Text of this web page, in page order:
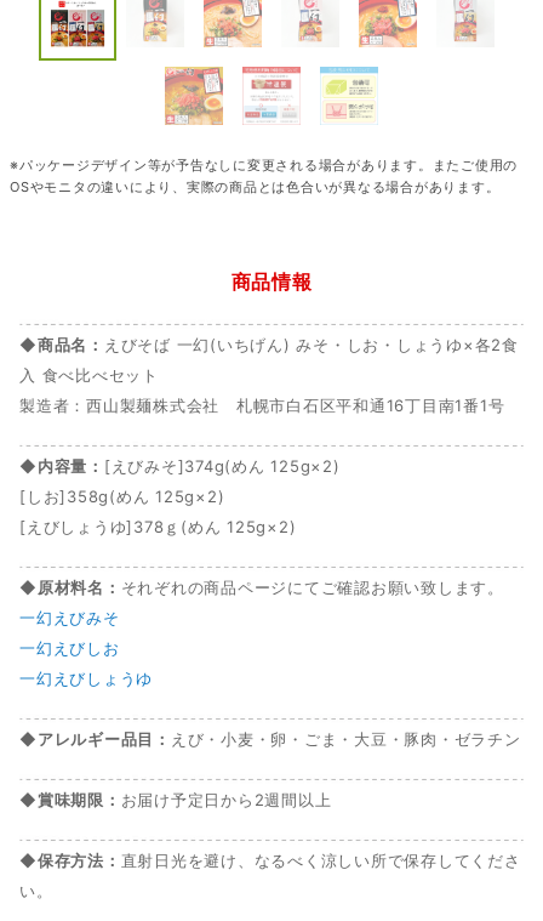
※パッケージデザイン等が予告なしに変更される場合があります。またご使用の
OSやモニタの違いにより、実際の商品とは色合いが異なる場合があります。
商品情報
◆商品名： えびそば 一幻(いちげん) みそ・しお・しょうゆ×各2食
入 食べ比べセット
製造者：西山製麺株式会社 札幌市白石区平和通16丁目南1番1号
◆内容量： [えびみそ]374g(めん 125g×2)
[しお]358g(めん 125g×2)
[えびしょうゆ]378ｇ(めん 125g×2)
◆原材料名： それぞれの商品ページにてご確認お願い致します。
一幻えびみそ
一幻えびしお
一幻えびしょうゆ
◆アレルギー品目： えび・小麦・卵・ごま・大豆・豚肉・ゼラチン
◆賞味期限： お届け予定日から2週間以上
◆保存方法： 直射日光を避け、なるべく涼しい所で保存してくださ
い。